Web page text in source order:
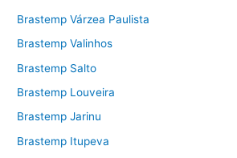
Brastemp Várzea Paulista
Brastemp Valinhos
Brastemp Salto
Brastemp Louveira
Brastemp Jarinu
Brastemp Itupeva